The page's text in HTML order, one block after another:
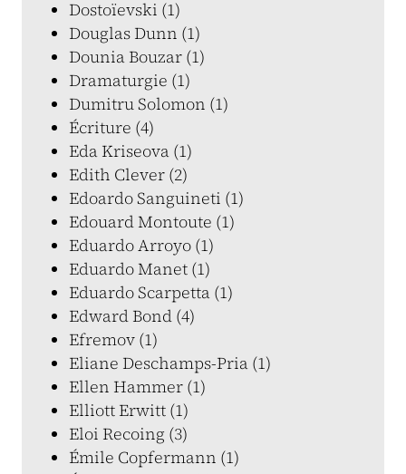
Dostoïevski (1)
Douglas Dunn (1)
Dounia Bouzar (1)
Dramaturgie (1)
Dumitru Solomon (1)
Écriture (4)
Eda Kriseova (1)
Edith Clever (2)
Edoardo Sanguineti (1)
Edouard Montoute (1)
Eduardo Arroyo (1)
Eduardo Manet (1)
Eduardo Scarpetta (1)
Edward Bond (4)
Efremov (1)
Eliane Deschamps-Pria (1)
Ellen Hammer (1)
Elliott Erwitt (1)
Eloi Recoing (3)
Émile Copfermann (1)